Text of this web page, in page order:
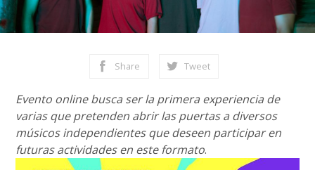
Share Tweet
Evento online busca ser la primera experiencia de
varias que pretenden abrir las puertas a diversos
músicos independientes que deseen participar en
futuras actividades en este formato.